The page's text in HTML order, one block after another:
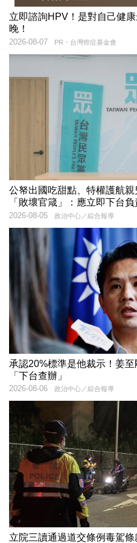
立即諮詢HPV！是對自己健
晚！
PR・台灣癌症基金會
2026-08-07
公帑出國吃甜點、特權護航
「敗壞官箴」：應立即下台負
政治中心／綜合報導
2026-08-05
承認20%標準是他裁示！姜
「下台查辦」
政治中心／綜合報導
2026-08-06
立院三讀通過道交條例毒駕